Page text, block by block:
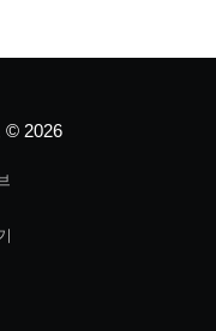
© 2026